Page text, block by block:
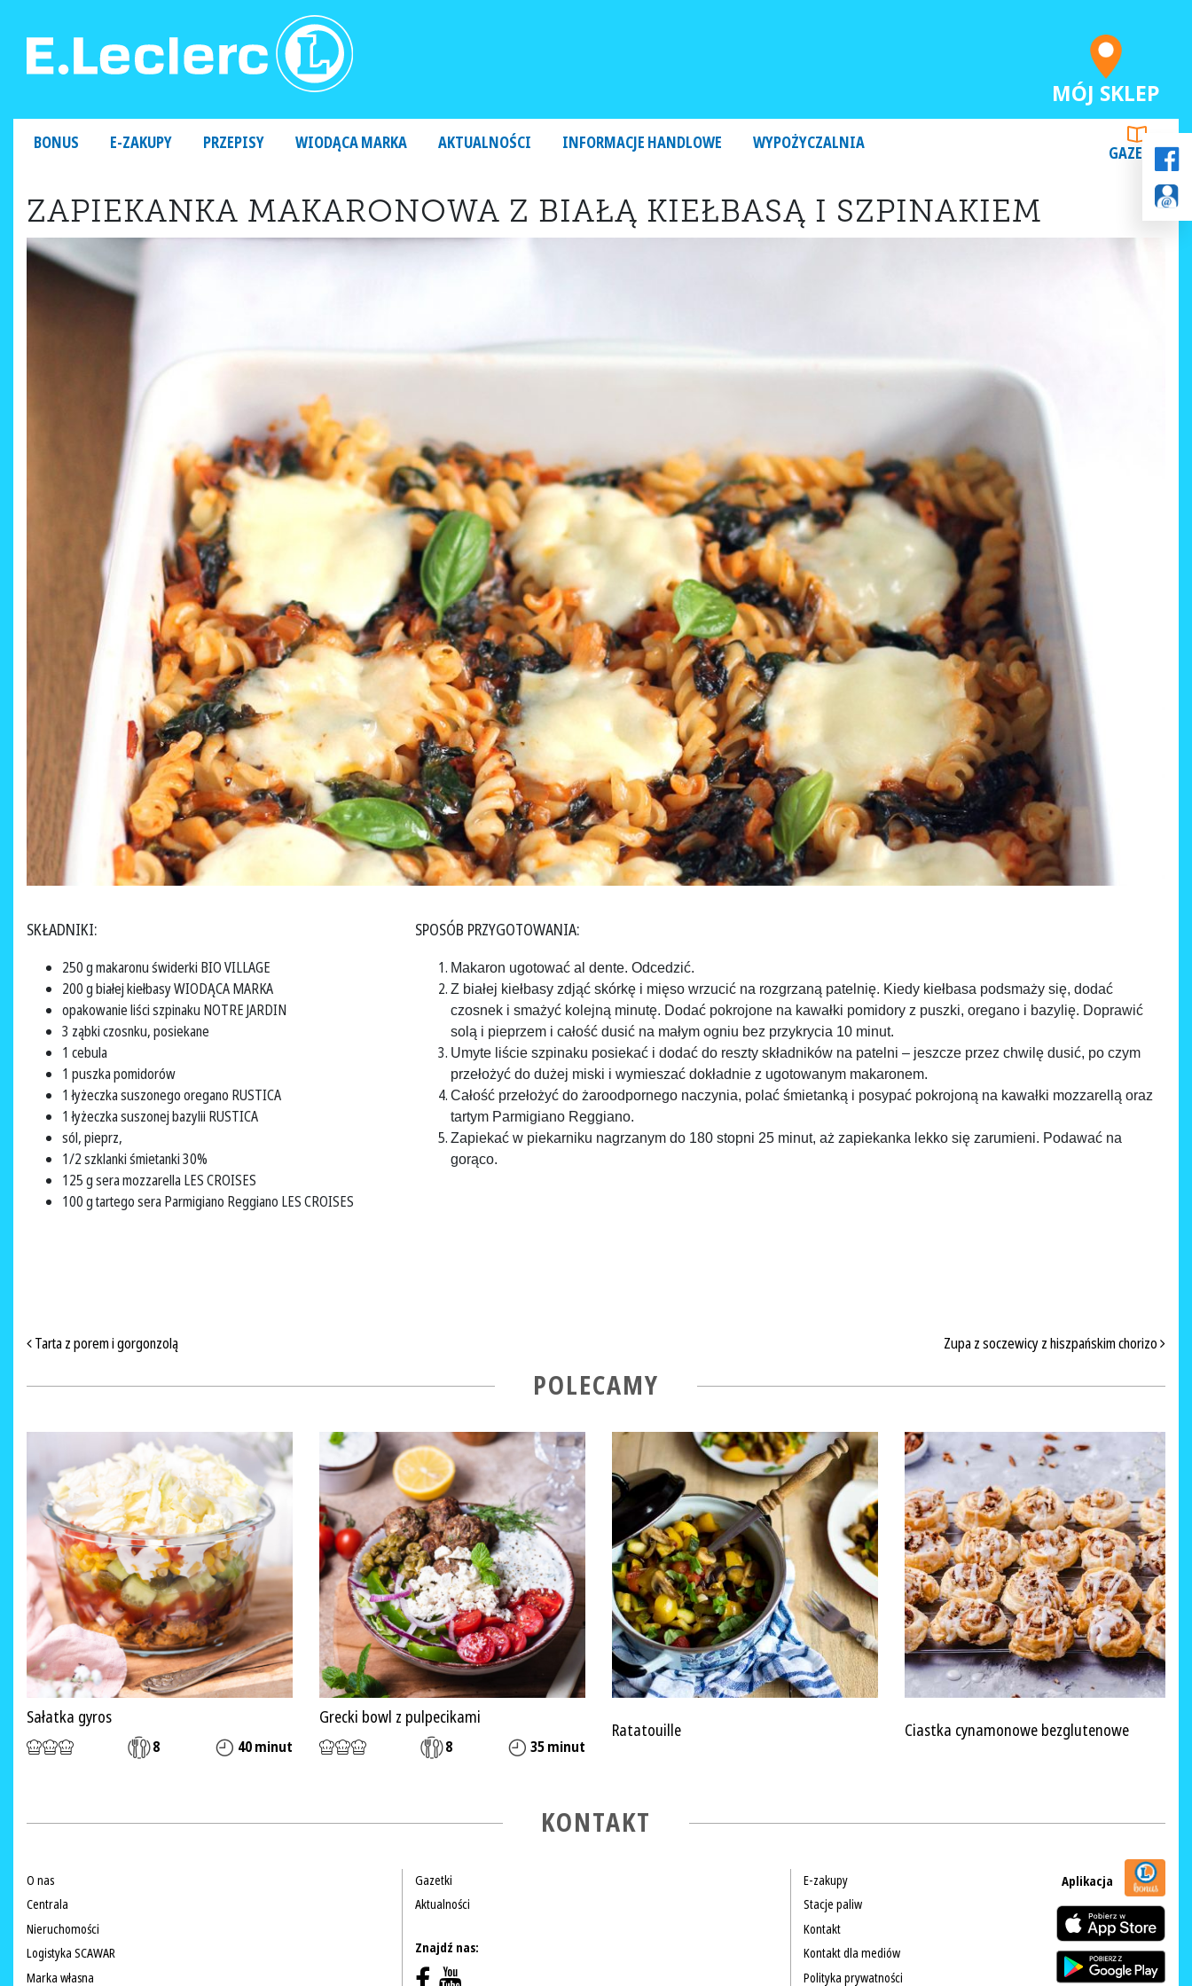
MÓJ SKLEP
BONUS E-ZAKUPY PRZEPISY WIODĄCA MARKA AKTUALNOŚCI INFORMACJE HANDLOWE WYPOŻYCZALNIA GAZETKI
ZAPIEKANKA MAKARONOWA Z BIAŁĄ KIEŁBASĄ I SZPINAKIEM
SKŁADNIKI:
250 g makaronu świderki BIO VILLAGE
200 g białej kiełbasy WIODĄCA MARKA
opakowanie liści szpinaku NOTRE JARDIN
3 ząbki czosnku, posiekane
1 cebula
1 puszka pomidorów
1 łyżeczka suszonego oregano RUSTICA
1 łyżeczka suszonej bazylii RUSTICA
sól, pieprz,
1/2 szklanki śmietanki 30%
125 g sera mozzarella LES CROISES
100 g tartego sera Parmigiano Reggiano LES CROISES
SPOSÓB PRZYGOTOWANIA:
Makaron ugotować al dente. Odcedzić.
Z białej kiełbasy zdjąć skórkę i mięso wrzucić na rozgrzaną patelnię. Kiedy kiełbasa podsmaży się, dodać
czosnek i smażyć kolejną minutę. Dodać pokrojone na kawałki pomidory z puszki, oregano i bazylię. Doprawić
solą i pieprzem i całość dusić na małym ogniu bez przykrycia 10 minut.
Umyte liście szpinaku posiekać i dodać do reszty składników na patelni – jeszcze przez chwilę dusić, po czym
przełożyć do dużej miski i wymieszać dokładnie z ugotowanym makaronem.
Całość przełożyć do żaroodpornego naczynia, polać śmietanką i posypać pokrojoną na kawałki mozzarellą oraz
tartym Parmigiano Reggiano.
Zapiekać w piekarniku nagrzanym do 180 stopni 25 minut, aż zapiekanka lekko się zarumieni. Podawać na
gorąco.
NAWIGACJA PO ARTYKUŁACH
Tarta z porem i gorgonzolą Zupa z soczewicy z hiszpańskim chorizo
POLECAMY
Sałatka gyros
8 40 minut
Grecki bowl z pulpecikami
8 35 minut
Ratatouille Ciastka cynamonowe bezglutenowe
KONTAKT
O nas
Centrala
Nieruchomości
Logistyka SCAWAR
Marka własna
Gazetki
Aktualności
Znajdź nas:
E-zakupy
Stacje paliw
Kontakt
Kontakt dla mediów
Polityka prywatności
Aplikacja